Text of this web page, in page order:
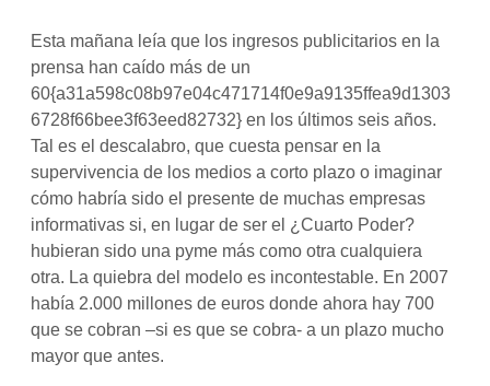
Esta mañana leía que los ingresos publicitarios en la
prensa han caído más de un
60{a31a598c08b97e04c471714f0e9a9135ffea9d1303
6728f66bee3f63eed82732} en los últimos seis años.
Tal es el descalabro, que cuesta pensar en la
supervivencia de los medios a corto plazo o imaginar
cómo habría sido el presente de muchas empresas
informativas si, en lugar de ser el ¿Cuarto Poder?
hubieran sido una pyme más como otra cualquiera
otra. La quiebra del modelo es incontestable. En 2007
había 2.000 millones de euros donde ahora hay 700
que se cobran –si es que se cobra- a un plazo mucho
mayor que antes.